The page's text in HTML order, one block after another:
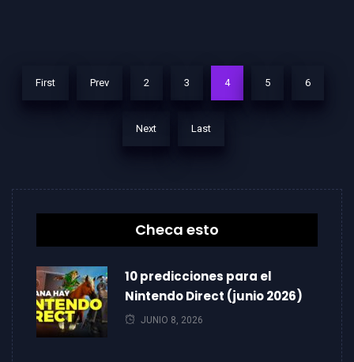
First Prev 2 3 4 5 6
Next Last
Checa esto
10 predicciones para el
Nintendo Direct (junio 2026)
JUNIO 8, 2026